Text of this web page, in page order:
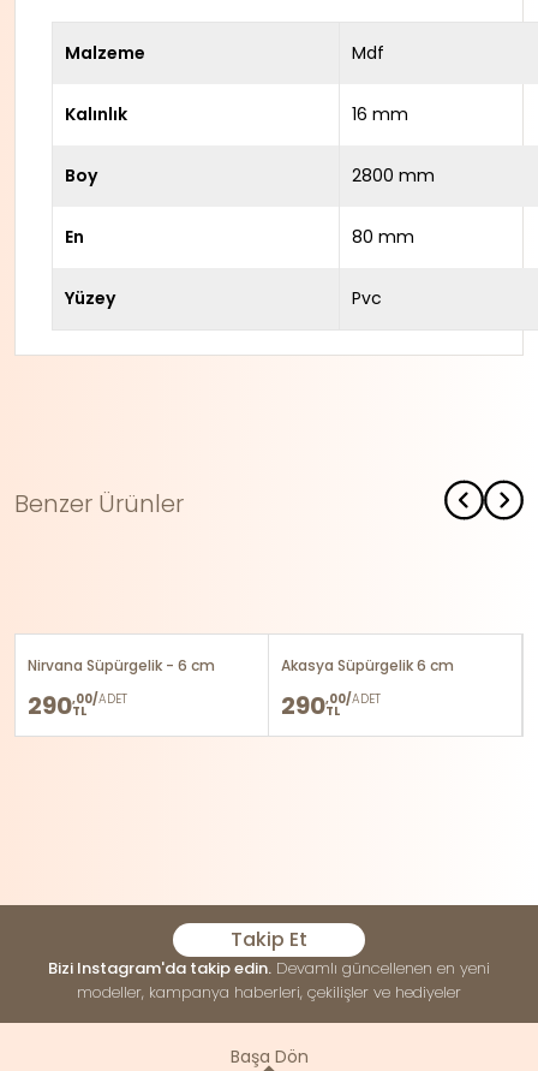
Malzeme Mdf
Kalınlık 16 mm
Boy 2800 mm
En 80 mm
Yüzey Pvc
Benzer Ürünler
Nirvana Süpürgelik - 6 cm
290,00/ADET
TL
Akasya Süpürgelik 6 cm
290,00/ADET
TL
Takip Et
Bizi Instagram'da takip edin. Devamlı güncellenen en yeni
modeller, kampanya haberleri, çekilişler ve hediyeler
Başa Dön